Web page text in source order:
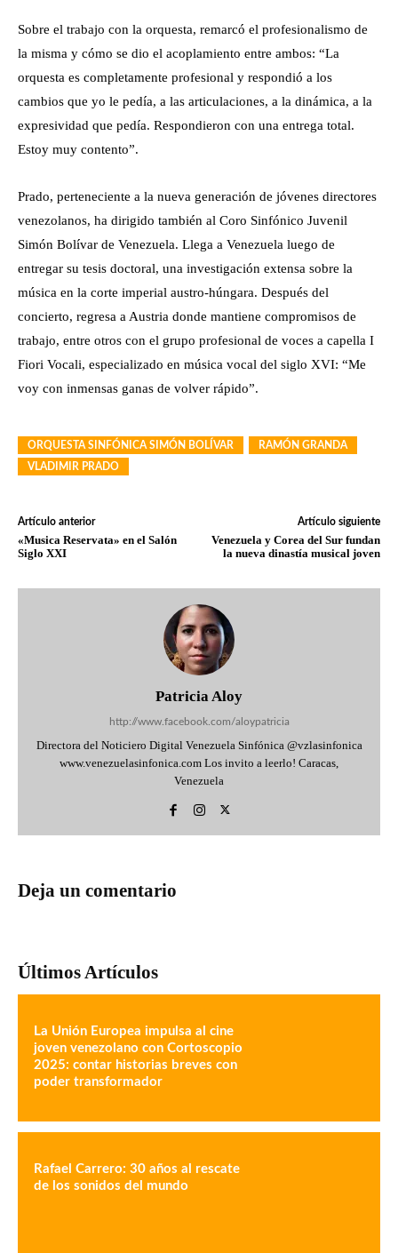
Sobre el trabajo con la orquesta, remarcó el profesionalismo de
la misma y cómo se dio el acoplamiento entre ambos: “La
orquesta es completamente profesional y respondió a los
cambios que yo le pedía, a las articulaciones, a la dinámica, a la
expresividad que pedía. Respondieron con una entrega total.
Estoy muy contento”.
Prado, perteneciente a la nueva generación de jóvenes directores
venezolanos, ha dirigido también al Coro Sinfónico Juvenil
Simón Bolívar de Venezuela. Llega a Venezuela luego de
entregar su tesis doctoral, una investigación extensa sobre la
música en la corte imperial austro-húngara. Después del
concierto, regresa a Austria donde mantiene compromisos de
trabajo, entre otros con el grupo profesional de voces a capella I
Fiori Vocali, especializado en música vocal del siglo XVI: “Me
voy con inmensas ganas de volver rápido”.
ORQUESTA SINFÓNICA SIMÓN BOLÍVAR
RAMÓN GRANDA
VLADIMIR PRADO
Artículo anterior
«Musica Reservata» en el Salón
Siglo XXI
Artículo siguiente
Venezuela y Corea del Sur fundan
la nueva dinastía musical joven
Patricia Aloy
http://www.facebook.com/aloypatricia
Directora del Noticiero Digital Venezuela Sinfónica @vzlasinfonica
www.venezuelasinfonica.com Los invito a leerlo! Caracas,
Venezuela
Deja un comentario
Últimos Artículos
La Unión Europea impulsa al cine
joven venezolano con Cortoscopio
2025: contar historias breves con
poder transformador
Rafael Carrero: 30 años al rescate
de los sonidos del mundo